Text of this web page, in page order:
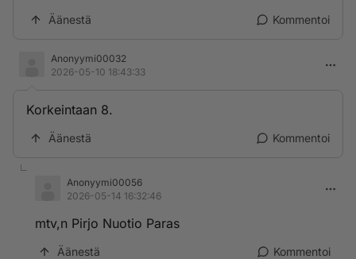
Äänestä Kommentoi
Anonyymi00032
2026-05-10 18:43:33
Korkeintaan 8.
Äänestä Kommentoi
Anonyymi00056
2026-05-14 16:32:46
mtv,n Pirjo Nuotio Paras
Äänestä Kommentoi